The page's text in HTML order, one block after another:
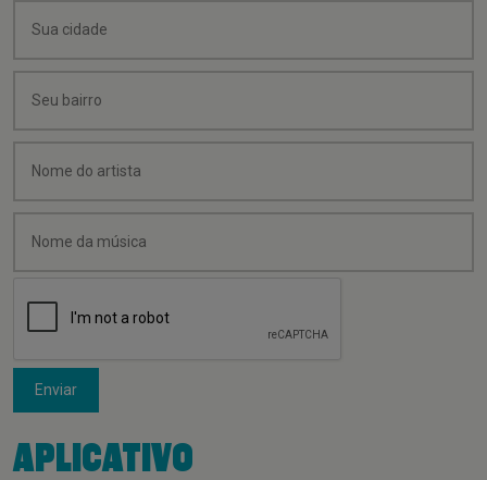
Enviar
APLICATIVO